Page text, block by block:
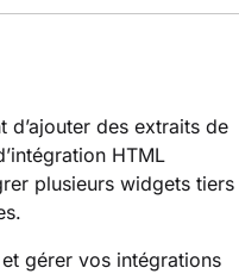
d’ajouter des extraits de
HTML
plusieurs widgets tiers
gérer vos intégrations